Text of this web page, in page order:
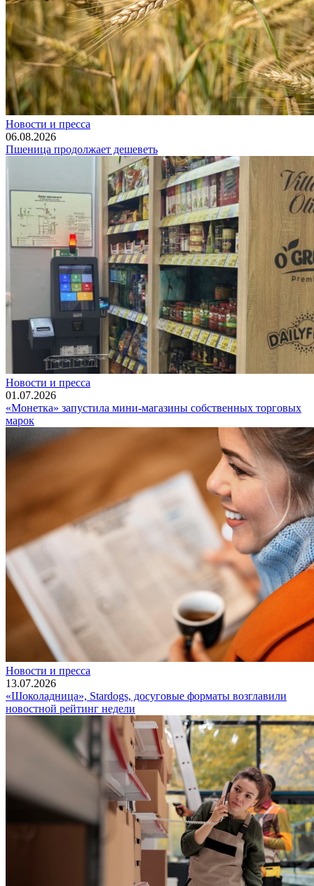
Новости и пресса
06.08.2026
Пшеница продолжает дешеветь
Новости и пресса
01.07.2026
«Монетка» запустила мини-магазины собственных торговых
марок
Новости и пресса
13.07.2026
«Шоколадница», Stardogs, досуговые форматы возглавили
новостной рейтинг недели